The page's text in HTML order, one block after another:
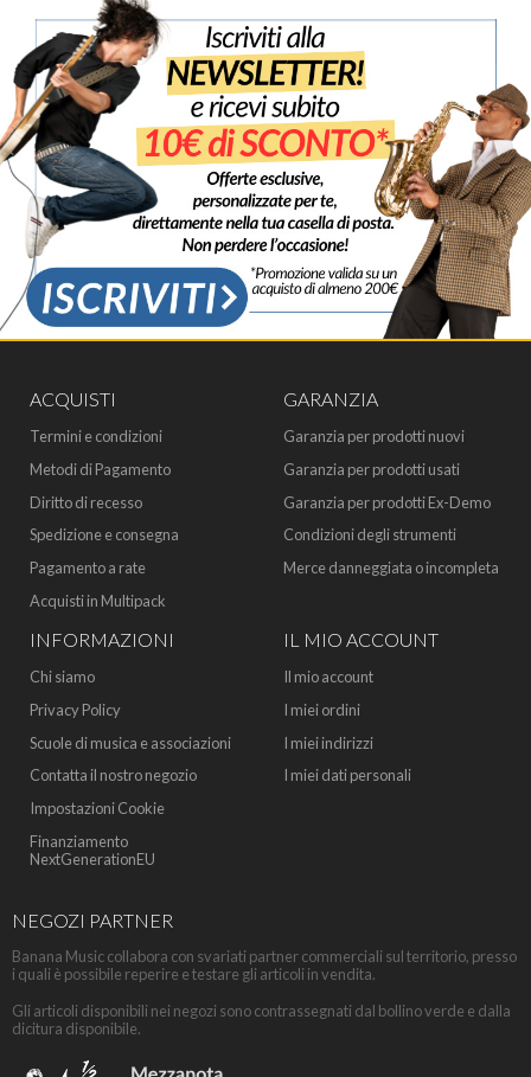
ACQUISTI
Termini e condizioni
Metodi di Pagamento
Diritto di recesso
Spedizione e consegna
Pagamento a rate
Acquisti in Multipack
GARANZIA
Garanzia per prodotti nuovi
Garanzia per prodotti usati
Garanzia per prodotti Ex-Demo
Condizioni degli strumenti
Merce danneggiata o incompleta
INFORMAZIONI
Chi siamo
Privacy Policy
Scuole di musica e associazioni
Contatta il nostro negozio
Impostazioni Cookie
Finanziamento
NextGenerationEU
IL MIO ACCOUNT
Il mio account
I miei ordini
I miei indirizzi
I miei dati personali
NEGOZI PARTNER
Banana Music collabora con svariati partner commerciali sul territorio, presso
i quali è possibile reperire e testare gli articoli in vendita.
Gli articoli disponibili nei negozi sono contrassegnati dal bollino verde e dalla
dicitura disponibile.